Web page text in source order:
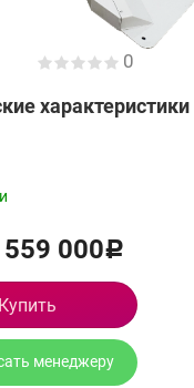
0
характеристики
559 000Р
Купить
менеджеру